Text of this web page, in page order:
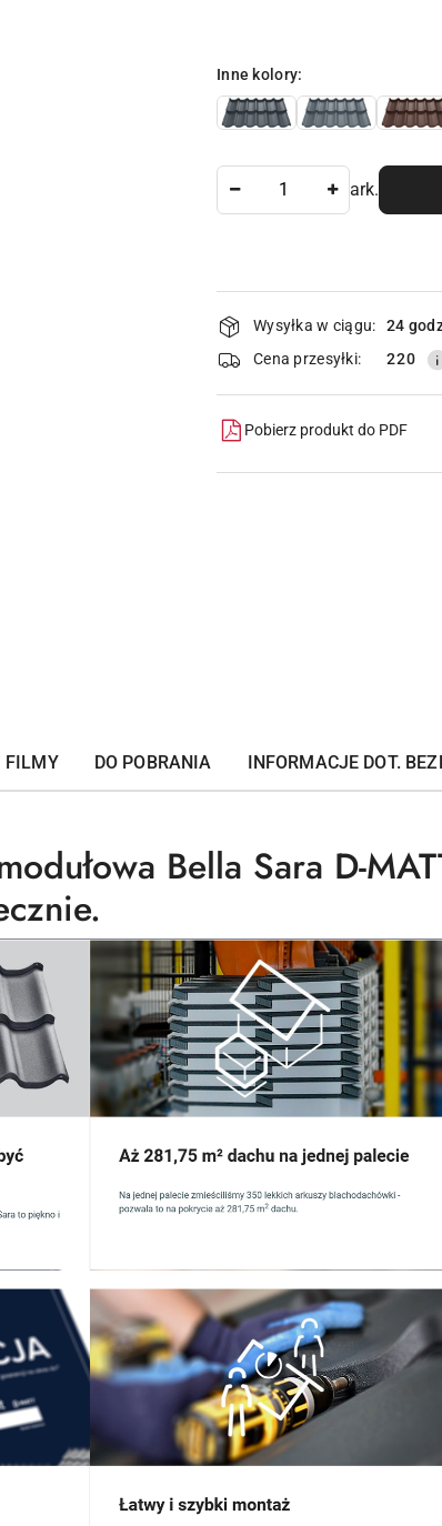
Wariant
Inne kolory:
ark.
Dostępność
i
dostawa
Wysyłka w ciągu:
24
Cena przesyłki:
220
Pobierz produkt do PDF
FILMY DO POBRANIA INFORMACJE DOT.
Bella Sara D-